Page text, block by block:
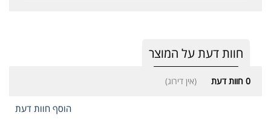
חוות דעת על המוצר
0 חוות דעת (אין דירוג)
הוסף חוות דעת